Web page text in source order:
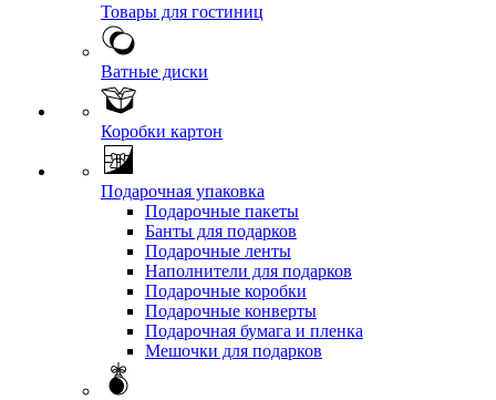
Товары для гостиниц
Ватные диски
Коробки картон
Подарочная упаковка
Подарочные пакеты
Банты для подарков
Подарочные ленты
Наполнители для подарков
Подарочные коробки
Подарочные конверты
Подарочная бумага и пленка
Мешочки для подарков